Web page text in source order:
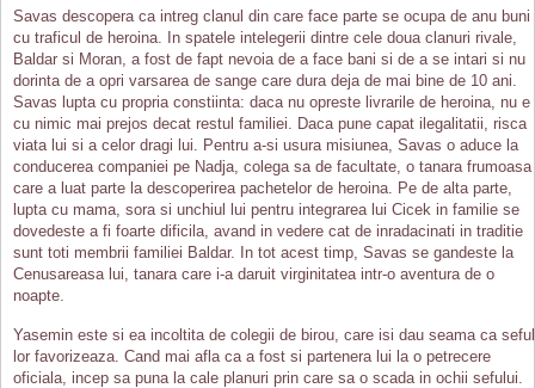
Savas descopera ca intreg clanul din care face parte se ocupa de anu buni
cu traficul de heroina. In spatele intelegerii dintre cele doua clanuri rivale,
Baldar si Moran, a fost de fapt nevoia de a face bani si de a se intari si nu
dorinta de a opri varsarea de sange care dura deja de mai bine de 10 ani.
Savas lupta cu propria constiinta: daca nu opreste livrarile de heroina, nu e
cu nimic mai prejos decat restul familiei. Daca pune capat ilegalitatii, risca
viata lui si a celor dragi lui. Pentru a-si usura misiunea, Savas o aduce la
conducerea companiei pe Nadja, colega sa de facultate, o tanara frumoasa
care a luat parte la descoperirea pachetelor de heroina. Pe de alta parte,
lupta cu mama, sora si unchiul lui pentru integrarea lui Cicek in familie se
dovedeste a fi foarte dificila, avand in vedere cat de inradacinati in traditie
sunt toti membrii familiei Baldar. In tot acest timp, Savas se gandeste la
Cenusareasa lui, tanara care i-a daruit virginitatea intr-o aventura de o
noapte.
Yasemin este si ea incoltita de colegii de birou, care isi dau seama ca seful
lor favorizeaza. Cand mai afla ca a fost si partenera lui la o petrecere
oficiala, incep sa puna la cale planuri prin care sa o scada in ochii sefului.